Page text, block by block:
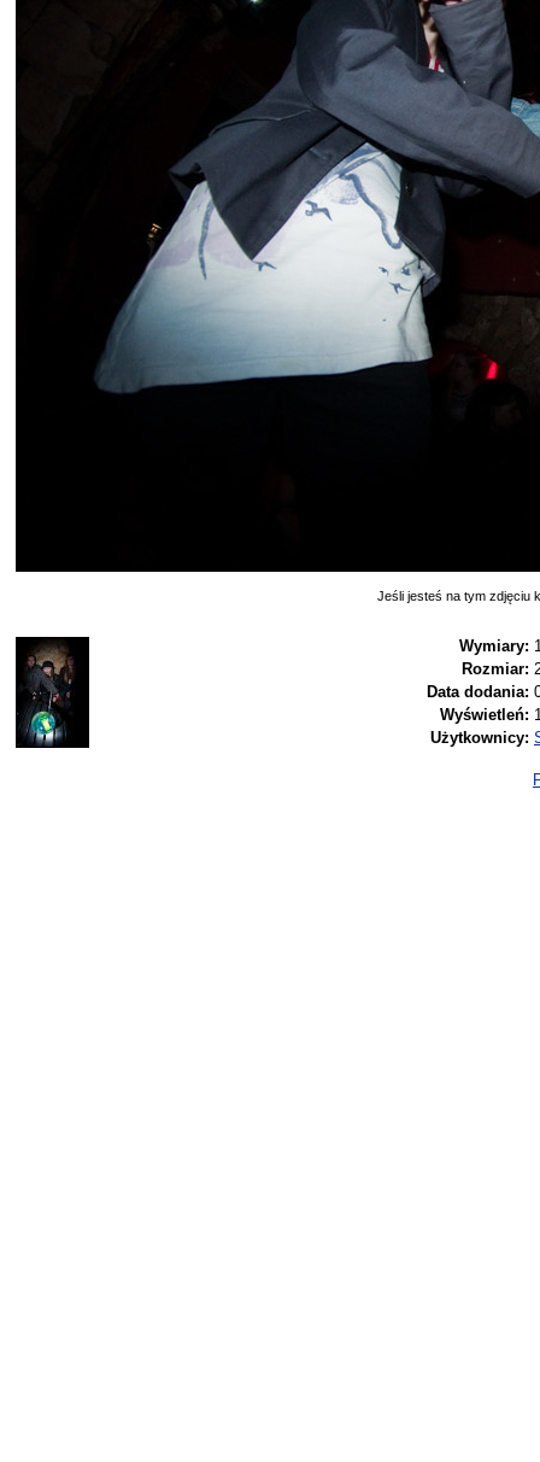
Jeśli jesteś na tym zdjęciu
Wymiary:
Rozmiar:
Data dodania:
Wyświetleń:
Użytkownicy: